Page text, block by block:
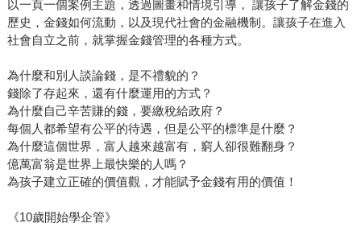
以一頁一個案例主題，透過圖畫和情境引導， 讓孩子了解金錢的
歷史，金錢如何流動，以及現代社會的金融機制。讓孩子在進入
社會自立之前，就掌握金錢管理的各種方式。
為什麼和別人談論錢，是不禮貌的？
錢除了存起來，還有什麼運用的方式？
為什麼自己辛苦賺的錢，要繳稅給政府？
每個人都希望有公平的待遇，但是公平的標準是什麼？
為什麼這個世界，富人越來越富有，窮人卻很難翻身？
億萬富翁是世界上最快樂的人嗎？
為孩子建立正確的價值觀，才能賦予金錢有用的價值！
《10歲開始學企管》